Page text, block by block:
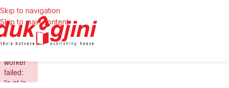
Skip to navigation
Skip to main content